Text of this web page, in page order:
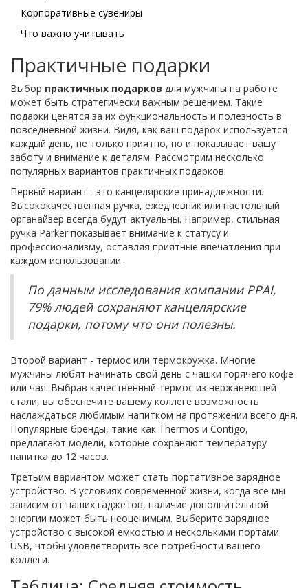
Корпоративные сувениры
Что важно учитывать
Практичные подарки
Выбор практичных подарков для мужчины на работе
может быть стратегически важным решением. Такие
подарки ценятся за их функциональность и полезность в
повседневной жизни. Видя, как ваш подарок используется
каждый день, не только приятно, но и показывает вашу
заботу и внимание к деталям. Рассмотрим несколько
популярных вариантов практичных подарков.
Первый вариант - это канцелярские принадлежности.
Высококачественная ручка, ежедневник или настольный
органайзер всегда будут актуальны. Например, стильная
ручка Parker показывает внимание к статусу и
профессионализму, оставляя приятные впечатления при
каждом использовании.
По данным исследования компании PPAI,
79% людей сохраняют канцелярские
подарки, потому что они полезны.
Второй вариант - термос или термокружка. Многие
мужчины любят начинать свой день с чашки горячего кофе
или чая. Выбрав качественный термос из нержавеющей
стали, вы обеспечите вашему коллеге возможность
наслаждаться любимым напитком на протяжении всего дня.
Популярные бренды, такие как Thermos и Contigo,
предлагают модели, которые сохраняют температуру
напитка до 12 часов.
Третьим вариантом может стать портативное зарядное
устройство. В условиях современной жизни, когда все мы
зависим от наших гаджетов, наличие дополнительной
энергии может быть неоценимым. Выберите зарядное
устройство с высокой емкостью и несколькими портами
USB, чтобы удовлетворить все потребности вашего
коллеги.